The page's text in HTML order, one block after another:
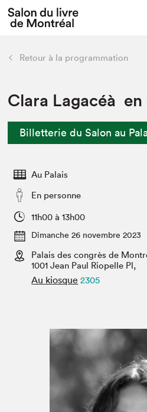
Espace exposant⋅e⋅s
Espace enseignant·e·s
Espace médias
L'événement
Préparer sa visite
Actualités
SLM PRO
retour
Préparer sa visite
Salon dans la ville et en
Projets partenaires
Liens pratiques
Retour à la programmation
Clara Lagacéà
Billetterie du Salon au
Au Palais
En personne
11h00 à 13h00
Dimanche 26 novembre 2023
Palais des congrès de
1001 Jean Paul Riopelle Pl,
Au kiosque 2305